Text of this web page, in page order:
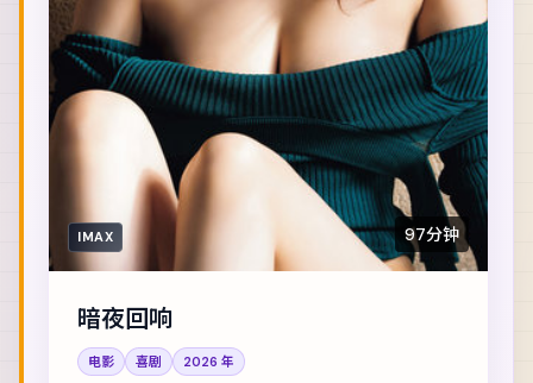
IMAX 97分钟
暗夜回响
电影 喜剧 2026 年